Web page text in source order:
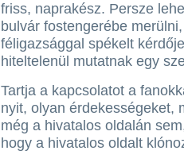
friss, naprakész. Persze
bulvár fostengerébe
féligazsággal spékelt
hiteltelenül mutatnak egy
Tartja a kapcsolatot a
nyit, olyan érdekességeket,
még a hivatalos oldalán
hogy a hivatalos oldalt